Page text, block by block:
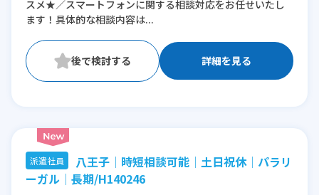
スメ★／スマートフォンに関する相談対応をお任せいたし
ます！具体的な相談内容は...
詳細を見る
派遣社員
八王子│時短相談可能│土日祝休│パラリ
ーガル│長期/H140246